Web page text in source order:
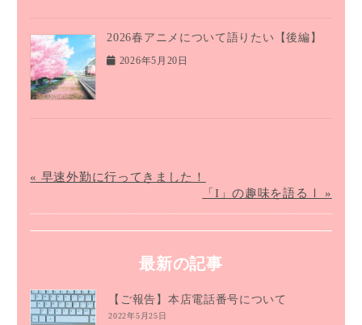
2026春アニメについて語りたい【後編】
2026年5月20日
« 早速外勤に行ってきました！
「I」の趣味を語るⅠ »
最新の記事
【ご報告】本店電話番号について
2022年5月25日